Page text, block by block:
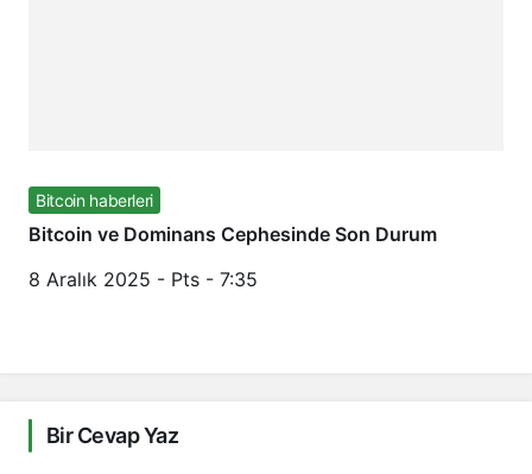
Bitcoin haberleri
Bitcoin ve Dominans Cephesinde Son Durum
8 Aralık 2025 - Pts - 7:35
Bir Cevap Yaz